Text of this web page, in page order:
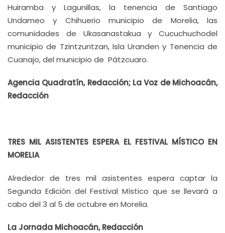
Huiramba y Lagunillas, la tenencia de Santiago
Undameo y Chihuerio municipio de Morelia, las
comunidades de Ukasanastakua y Cucuchuchodel
municipio de Tzintzuntzan, Isla Uranden y Tenencia de
Cuanajo, del municipio de Pátzcuaro.
Agencia Quadratín, Redacción; La Voz de Michoacán,
Redacción
TRES MIL ASISTENTES ESPERA EL FESTIVAL MÍSTICO EN
MORELIA
Alrededor de tres mil asistentes espera captar la
Segunda Edición del Festival Místico que se llevará a
cabo del 3 al 5 de octubre en Morelia.
La Jornada Michoacán, Redacción